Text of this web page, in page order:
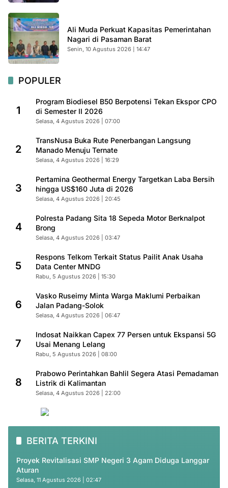
Ali Muda Perkuat Kapasitas Pemerintahan
Nagari di Pasaman Barat
Senin, 10 Agustus 2026 | 14:47
POPULER
1
Program Biodiesel B50 Berpotensi Tekan Ekspor CPO
di Semester II 2026
Selasa, 4 Agustus 2026 | 07:00
2
TransNusa Buka Rute Penerbangan Langsung
Manado Menuju Ternate
Selasa, 4 Agustus 2026 | 16:29
3
Pertamina Geothermal Energy Targetkan Laba Bersih
hingga US$160 Juta di 2026
Selasa, 4 Agustus 2026 | 20:45
4
Polresta Padang Sita 18 Sepeda Motor Berknalpot
Brong
Selasa, 4 Agustus 2026 | 03:47
5
Respons Telkom Terkait Status Pailit Anak Usaha
Data Center MNDG
Rabu, 5 Agustus 2026 | 15:30
6
Vasko Ruseimy Minta Warga Maklumi Perbaikan
Jalan Padang-Solok
Selasa, 4 Agustus 2026 | 06:47
7
Indosat Naikkan Capex 77 Persen untuk Ekspansi 5G
Usai Menang Lelang
Rabu, 5 Agustus 2026 | 08:00
8
Prabowo Perintahkan Bahlil Segera Atasi Pemadaman
Listrik di Kalimantan
Selasa, 4 Agustus 2026 | 22:00
BERITA TERKINI
Proyek Revitalisasi SMP Negeri 3 Agam Diduga Langgar
Aturan
Selasa, 11 Agustus 2026 | 02:47